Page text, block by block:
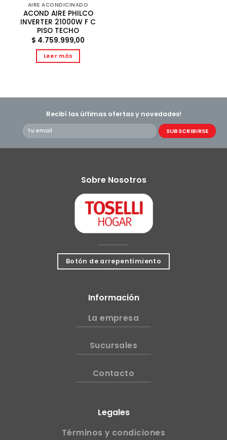
AIRE ACONDICINADO
ACOND AIRE PHILCO
INVERTER 21000W F C
PISO TECHO
$ 4.759.999,00
Leer más
Recibí las últimas ofertas y novedades!
Sobre Nosotros
Botón de arrepentimiento
Información
La empresa
Sucursales
Contacto
Legales
Términos y condiciones